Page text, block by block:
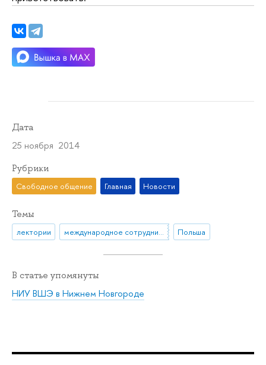
Дата
25 ноября 2014
Рубрики
Свободное общение Главная Новости
Темы
лектории международное сотрудничество Польша
В статье упомянуты
НИУ ВШЭ в Нижнем Новгороде